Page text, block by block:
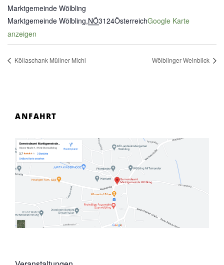
Marktgemeinde Wölbling
Marktgemeinde Wölbling,NÖ3124ÖsterreichGoogle Karte
anzeigen
Köllaschank Müllner Michl Wölblinger Weinblick
ANFAHRT